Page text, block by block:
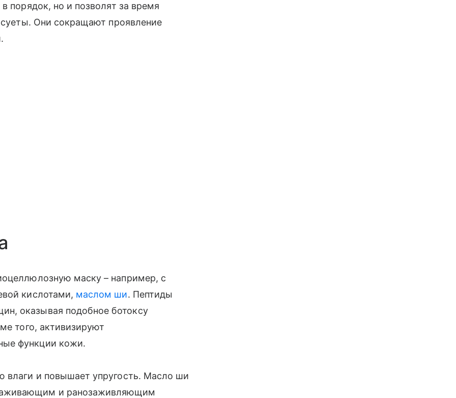
порядок, но и позволят за время
суеты. Они сокращают проявление
маску – например, с
кислотами, маслом ши. Пептиды
оказывая подобное ботоксу
того, активизируют
функции кожи.
влаги и повышает упругость. Масло ши
и ранозаживляющим